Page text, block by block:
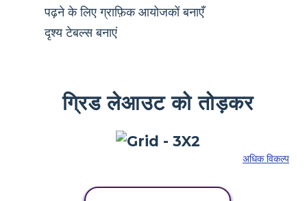
पढ़ने के लिए ग्राफ़िक आयोजकों बनाएँ
दृश्य टेबल्स बनाएं
ग्रिड लेआउट को तोड़कर
अधिक विकल्प